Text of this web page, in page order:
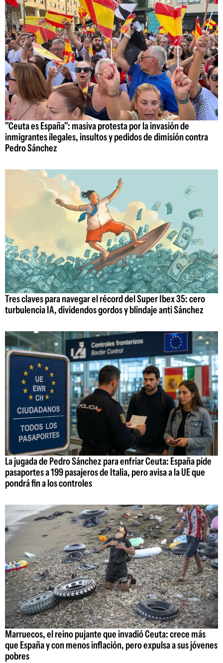
"Ceuta es España": masiva protesta por la invasión de
inmigrantes ilegales, insultos y pedidos de dimisión contra
Pedro Sánchez
Tres claves para navegar el récord del Super Ibex 35: cero
turbulencia IA, dividendos gordos y blindaje anti Sánchez
La jugada de Pedro Sánchez para enfriar Ceuta: España pide
pasaportes a 199 pasajeros de Italia, pero avisa a la UE que
pondrá fin a los controles
Marruecos, el reino pujante que invadió Ceuta: crece más
que España y con menos inflación, pero expulsa a sus jóvenes
pobres